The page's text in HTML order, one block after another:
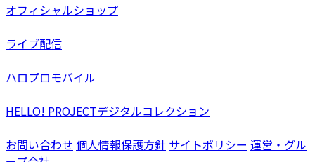
オフィシャルショップ
ライブ配信
ハロプロモバイル
HELLO! PROJECTデジタルコレクション
お問い合わせ 個人情報保護方針 サイトポリシー 運営・グル